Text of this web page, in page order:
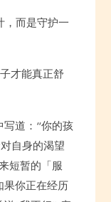
，而是守护一
才能真正舒
道：“你的孩
自身的渴望
短暂的「服
你正在经历